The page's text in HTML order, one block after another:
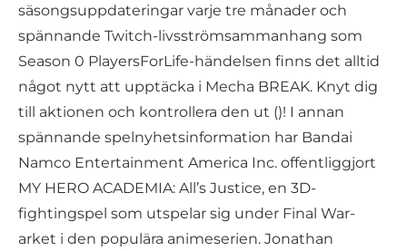
säsongsuppdateringar varje tre månader och
spännande Twitch-livsströmsammanhang som
Season 0 PlayersForLife-händelsen finns det alltid
något nytt att upptäcka i Mecha BREAK. Knyt dig
till aktionen och kontrollera den ut ()! I annan
spännande spelnyhetsinformation har Bandai
Namco Entertainment America Inc. offentliggjort
MY HERO ACADEMIA: All’s Justice, en 3D-
fightingspel som utspelar sig under Final War-
arket i den populära animeserien. Jonathan